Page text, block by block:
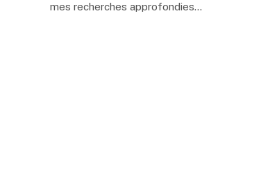
mes recherches approfondies…